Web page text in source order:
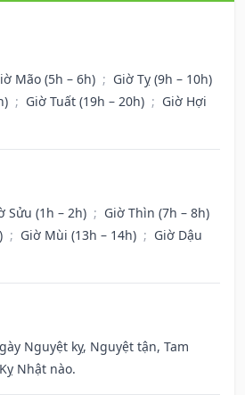
Mão (5h – 6h) ; Giờ Tỵ (9h – 10h)
; Giờ Tuất (19h – 20h) ; Giờ Hợi
Sửu (1h – 2h) ; Giờ Thìn (7h – 8h)
; Giờ Mùi (13h – 14h) ; Giờ Dậu
Nguyệt kỵ, Nguyệt tận, Tam
Nhật nào.